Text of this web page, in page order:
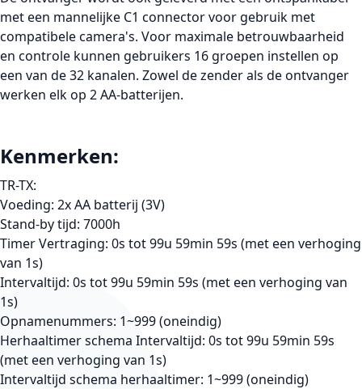
met een mannelijke C1 connector voor gebruik met
compatibele camera's. Voor maximale betrouwbaarheid
en controle kunnen gebruikers 16 groepen instellen op
een van de 32 kanalen. Zowel de zender als de ontvanger
werken elk op 2 AA-batterijen.
Kenmerken:
TR-TX:
Voeding: 2x AA batterij (3V)
Stand-by tijd: 7000h
Timer Vertraging: 0s tot 99u 59min 59s (met een verhoging
van 1s)
Intervaltijd: 0s tot 99u 59min 59s (met een verhoging van
1s)
Opnamenummers: 1~999 (oneindig)
Herhaaltimer schema Intervaltijd: 0s tot 99u 59min 59s
(met een verhoging van 1s)
Intervaltijd schema herhaaltimer: 1~999 (oneindig)